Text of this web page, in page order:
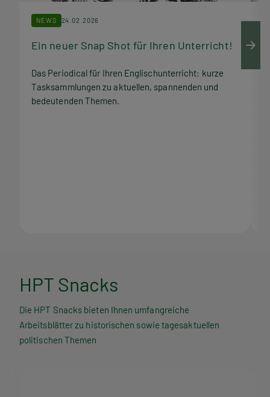
NEWS 24.02.2026
Ein neuer Snap Shot für Ihren Unterricht!
Das Periodical für Ihren Englischunterricht: kurze
Tasksammlungen zu aktuellen, spannenden und
bedeutenden Themen.
H
P
T
HPT Snacks
Die HPT Snacks bieten Ihnen umfangreiche
Arbeitsblätter zu historischen sowie tagesaktuellen
politischen Themen